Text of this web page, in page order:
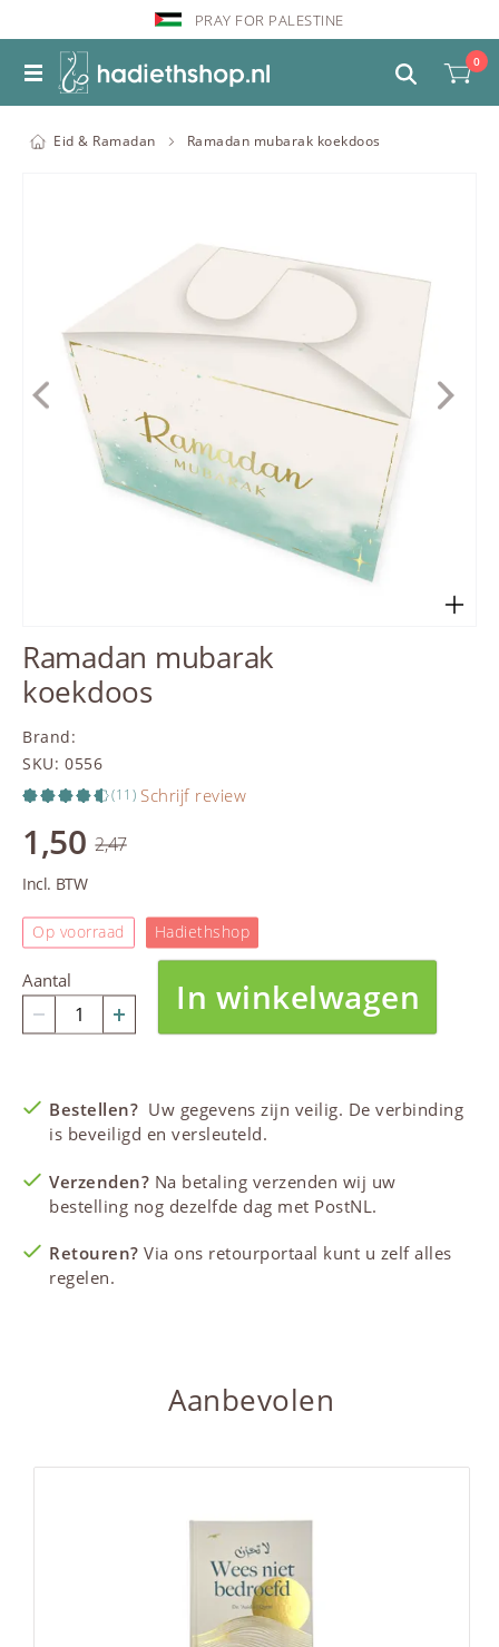
PRAY FOR PALESTINE
0
Eid & Ramadan Ramadan mubarak koekdoos
Ramadan mubarak
koekdoos
Brand:
SKU: 0556
(11) Schrijf review
1,50 2,47
Incl. BTW
Op voorraad Hadiethshop
Aantal In winkelwagen
Bestellen? Uw gegevens zijn veilig. De verbinding
is beveiligd en versleuteld.
Verzenden? Na betaling verzenden wij uw
bestelling nog dezelfde dag met PostNL.
Retouren? Via ons retourportaal kunt u zelf alles
regelen.
Aanbevolen